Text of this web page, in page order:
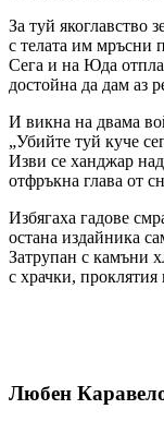
За туй якоглавство
с телата им мръсни
Сега и на Юда
достойна да дам аз
И викна на двама
„Убийте туй куче
Изви се ханджар
отфръкна глава от
Избягаха гадове
остана издайника
Затрупан с камъни
с храчки, проклятия
Любен